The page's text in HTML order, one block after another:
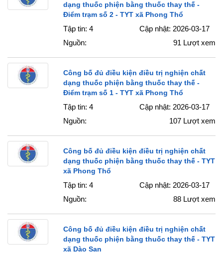
dạng thuốc phiện bằng thuốc thay thế -
Điểm trạm số 2 - TYT xã Phong Thổ
Tập tin: 4
Cập nhật: 2026-03-17
Nguồn:
91 Lượt xem
Công bố đủ điều kiện điều trị nghiện chất
dạng thuốc phiện bằng thuốc thay thế -
Điểm trạm số 1 - TYT xã Phong Thổ
Tập tin: 4
Cập nhật: 2026-03-17
Nguồn:
107 Lượt xem
Công bố đủ điều kiện điều trị nghiện chất
dạng thuốc phiện bằng thuốc thay thế - TYT
xã Phong Thổ
Tập tin: 4
Cập nhật: 2026-03-17
Nguồn:
88 Lượt xem
Công bố đủ điều kiện điều trị nghiện chất
dạng thuốc phiện bằng thuốc thay thế - TYT
xã Dào San